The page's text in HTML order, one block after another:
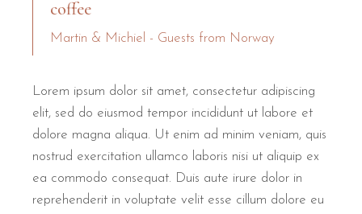
coffee
Martin & Michiel - Guests from Norway
Lorem ipsum dolor sit amet, consectetur adipiscing
elit, sed do eiusmod tempor incididunt ut labore et
dolore magna aliqua. Ut enim ad minim veniam, quis
nostrud exercitation ullamco laboris nisi ut aliquip ex
ea commodo consequat. Duis aute irure dolor in
reprehenderit in voluptate velit esse cillum dolore eu